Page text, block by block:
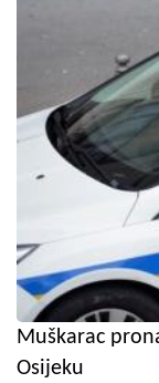
Muškarac
Osijeku